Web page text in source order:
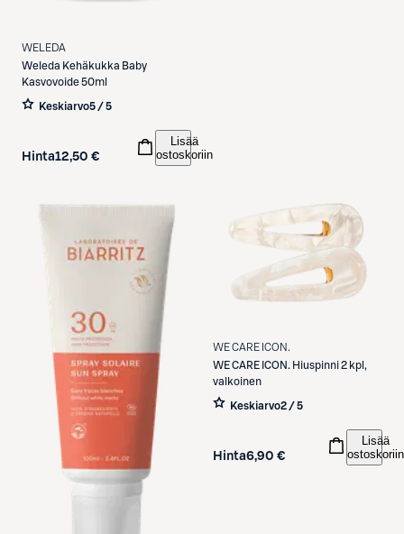
WELEDA
Weleda Kehäkukka Baby
Kasvovoide 50ml
Keskiarvo5 / 5
Hinta12,50 €
Lisää
ostoskoriin
WE CARE ICON.
WE CARE ICON. Hiuspinni 2 kpl,
valkoinen
Keskiarvo2 / 5
Hinta6,90 €
Lisää
ostoskoriin